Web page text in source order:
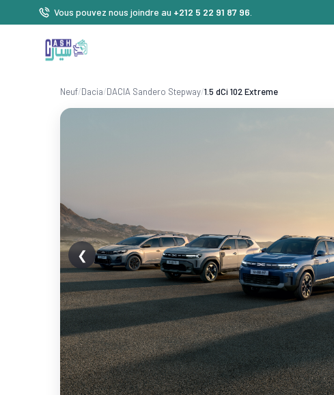
Vous pouvez nous joindre au +212 5 22 91 87 96
Neuf/Dacia/DACIA Sandero Stepway/1.5 dCi 102 Extreme
❮